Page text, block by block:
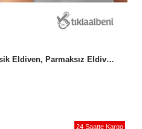
Yün Kesik Eldiven, Parmaksız Eldiven Bayan FO-5503
24 Saatte Kargo